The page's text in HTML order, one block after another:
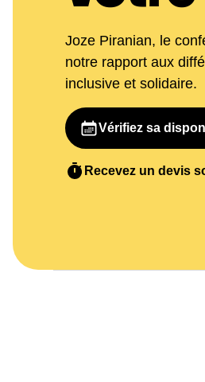
Joze Piranian, le
notre rapport aux
inclusive et solidaire.
Vérifiez sa
Recevez un devis